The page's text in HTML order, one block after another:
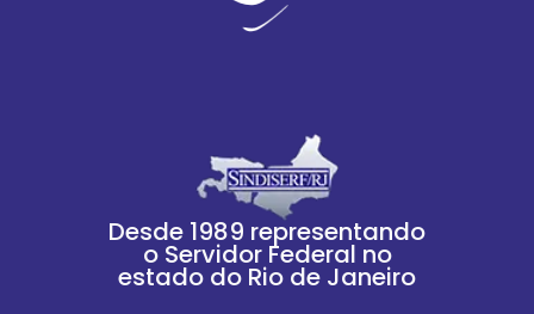
Desde 1989 representando
o Servidor Federal no
estado do Rio de Janeiro